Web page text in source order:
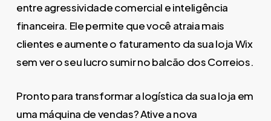
entre agressividade comercial e inteligência
financeira. Ele permite que você atraia mais
clientes e aumente o faturamento da sua loja Wix
sem ver o seu lucro sumir no balcão dos Correios.
Pronto para transformar a logística da sua loja em
uma máquina de vendas? Ative a nova